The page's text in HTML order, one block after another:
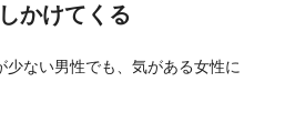
かけてくる
少ない男性でも、気がある女性に